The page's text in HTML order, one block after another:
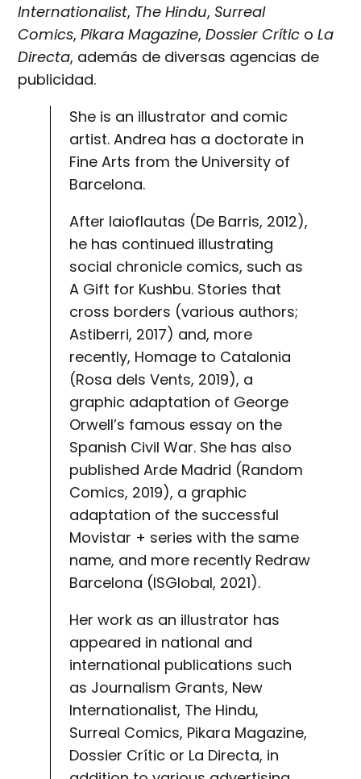
Internationalist, The Hindu, Surreal
Comics,Pikara Magazine,Dossier Crític oLa
Directa, además de diversas agencias de
publicidad.
She is an illustrator and comic
artist. Andrea has a doctorate in
Fine Arts from the University of
Barcelona.
After Iaioflautas (De Barris, 2012),
he has continued illustrating
social chronicle comics, such as
A Gift for Kushbu. Stories that
cross borders (various authors;
Astiberri, 2017) and, more
recently, Homage to Catalonia
(Rosa dels Vents, 2019), a
graphic adaptation of George
Orwell’s famous essay on the
Spanish Civil War. She has also
published Arde Madrid (Random
Comics, 2019), a graphic
adaptation of the successful
Movistar + series with the same
name, and more recently Redraw
Barcelona (ISGlobal, 2021).
Her work as an illustrator has
appeared in national and
international publications such
as Journalism Grants, New
Internationalist, The Hindu,
Surreal Comics, Pikara Magazine,
Dossier Crític or La Directa, in